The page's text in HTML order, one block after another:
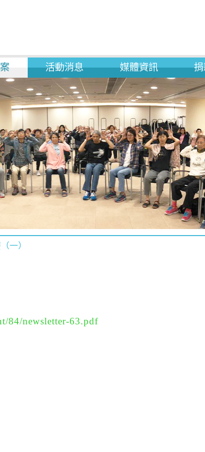
活動消息 媒體資訊
一）
84/newsletter-63.pdf